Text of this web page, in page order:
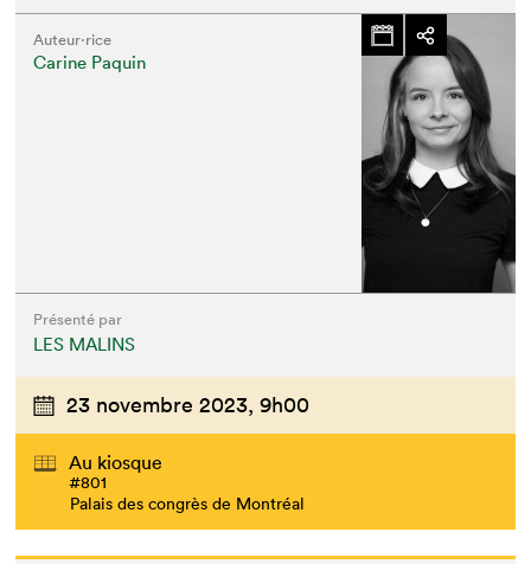
Auteur·rice
Carine Paquin
Présenté par
LES MALINS
23 novembre 2023, 9h00
Au kiosque
#801
Palais des congrès de Montréal